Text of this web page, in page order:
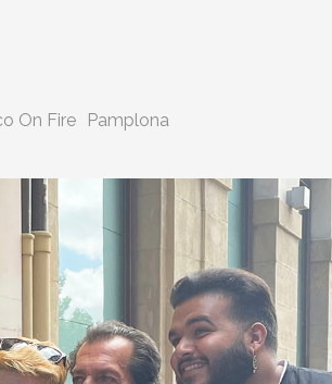
On Fire Pamplona